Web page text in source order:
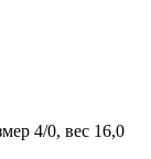
4/0, вес 16,0